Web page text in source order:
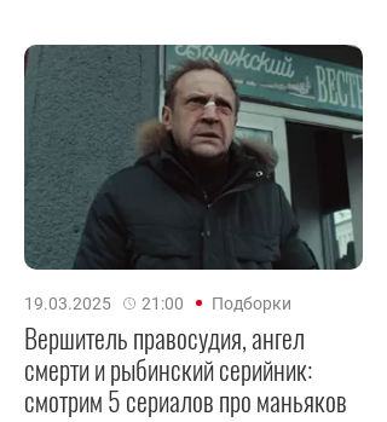
19.03.2025 21:00 Подборки
Вершитель правосудия, ангел
смерти и рыбинский серийник:
смотрим 5 сериалов про маньяков